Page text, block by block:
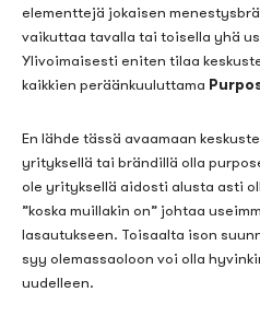
elementtejä jokaisen
vaikuttaa tavalla tai toisella yhä
Ylivoimaisesti eniten tilaa
kaikkien peräänkuuluttama
En lähde tässä avaamaan
yrityksellä tai brändillä olla
ole yrityksellä aidosti alusta asti
”koska muillakin on” johtaa
lasautukseen. Toisaalta ison
syy olemassaoloon voi olla
uudelleen.